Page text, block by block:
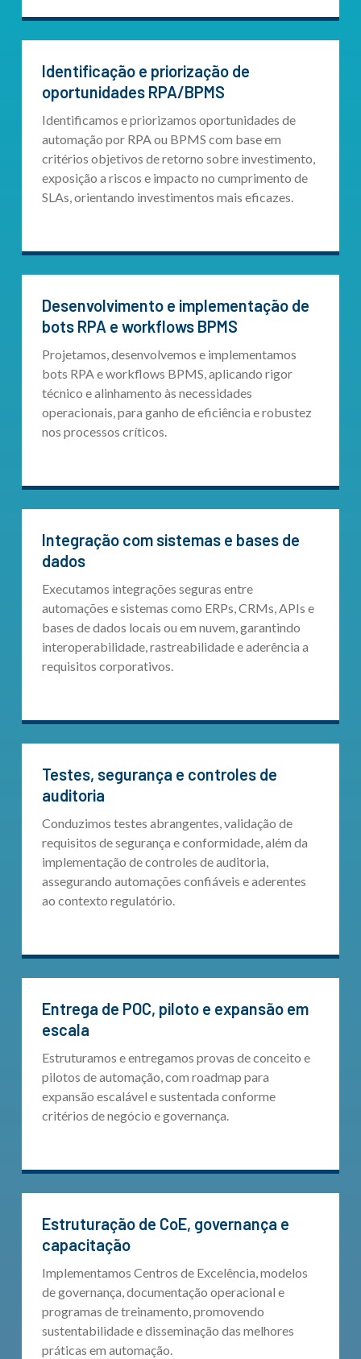
Identificação e priorização de
oportunidades RPA/BPMS
Identificamos e priorizamos oportunidades de
automação por RPA ou BPMS com base em
critérios objetivos de retorno sobre investimento,
exposição a riscos e impacto no cumprimento de
SLAs, orientando investimentos mais eficazes.
Desenvolvimento e implementação de
bots RPA e workflows BPMS
Projetamos, desenvolvemos e implementamos
bots RPA e workflows BPMS, aplicando rigor
técnico e alinhamento às necessidades
operacionais, para ganho de eficiência e robustez
nos processos críticos.
Integração com sistemas e bases de
dados
Executamos integrações seguras entre
automações e sistemas como ERPs, CRMs, APIs e
bases de dados locais ou em nuvem, garantindo
interoperabilidade, rastreabilidade e aderência a
requisitos corporativos.
Testes, segurança e controles de
auditoria
Conduzimos testes abrangentes, validação de
requisitos de segurança e conformidade, além da
implementação de controles de auditoria,
assegurando automações confiáveis e aderentes
ao contexto regulatório.
Entrega de POC, piloto e expansão em
escala
Estruturamos e entregamos provas de conceito e
pilotos de automação, com roadmap para
expansão escalável e sustentada conforme
critérios de negócio e governança.
Estruturação de CoE, governança e
capacitação
Implementamos Centros de Excelência, modelos
de governança, documentação operacional e
programas de treinamento, promovendo
sustentabilidade e disseminação das melhores
práticas em automação.